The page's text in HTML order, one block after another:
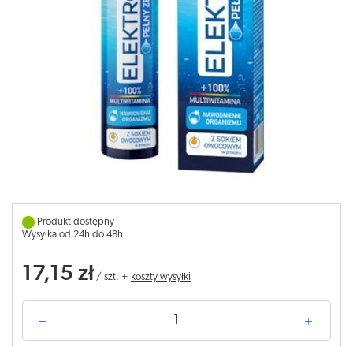
Produkt dostępny
Wysyłka od 24h do 48h
17,15 zł / szt. + koszty wysyłki